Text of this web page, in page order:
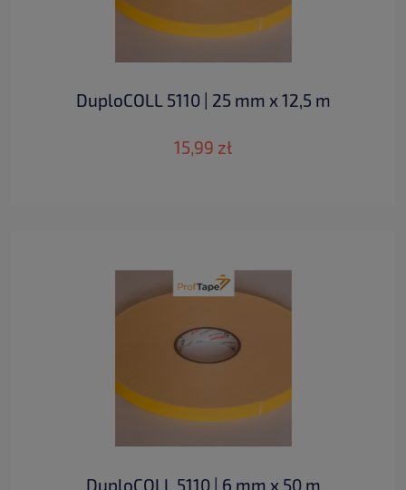
DuploCOLL 5110 | 25 mm x 12,5 m
15,99 zł
DuploCOLL 5110 | 6 mm x 50 m